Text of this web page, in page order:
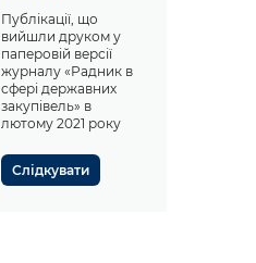
Публікації, що
вийшли друком у
паперовій версії
журналу «Радник в
сфері державних
закупівель» в
лютому 2021 року
Слідкувати